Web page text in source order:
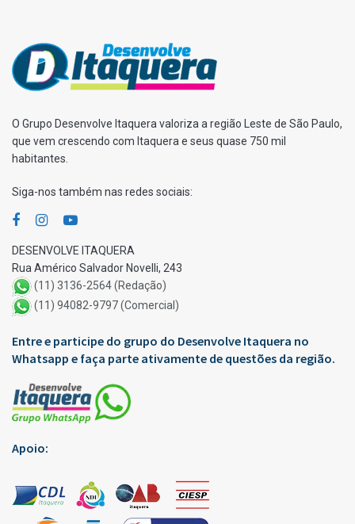
O Grupo Desenvolve Itaquera valoriza a região Leste de São Paulo,
que vem crescendo com Itaquera e seus quase 750 mil
habitantes.
Siga-nos também nas redes sociais:
DESENVOLVE ITAQUERA
Rua Américo Salvador Novelli, 243
(11) 3136-2564 (Redação)
(11) 94082-9797 (Comercial)
Entre e participe do grupo do Desenvolve Itaquera no
Whatsapp e faça parte ativamente de questões da região.
Apoio: